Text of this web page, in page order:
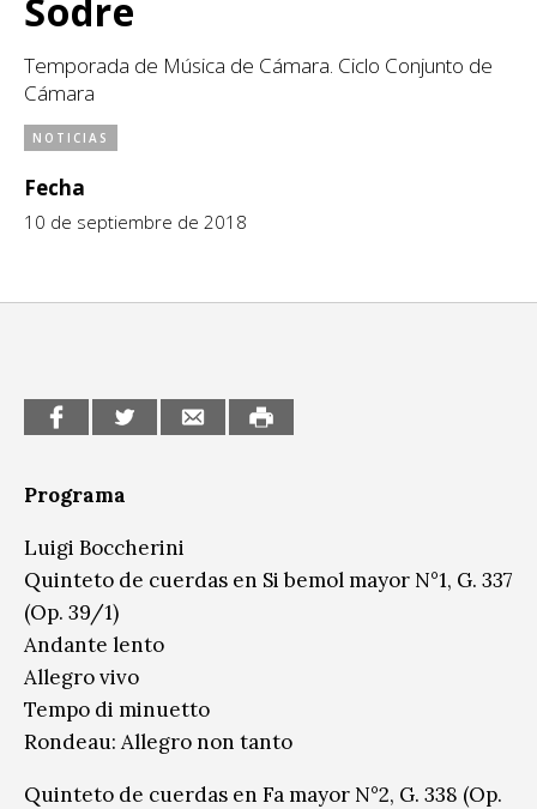
CCE en el interior/libros
Espacio itinerante de lectura infantil
Formación
Género y Diversidad
Infantil y Juvenil
Sin categoría
Sodre
Temporada de Música de Cámara. Ciclo Conjunto de
Cámara
NOTICIAS
Fecha
10 de septiembre de 2018
Programa
Luigi Boccherini
Quinteto de cuerdas en Si bemol mayor N°1, G. 337
(Op. 39/1)
Andante lento
Allegro vivo
Tempo di minuetto
Rondeau: Allegro non tanto
Quinteto de cuerdas en Fa mayor N°2, G. 338 (Op.